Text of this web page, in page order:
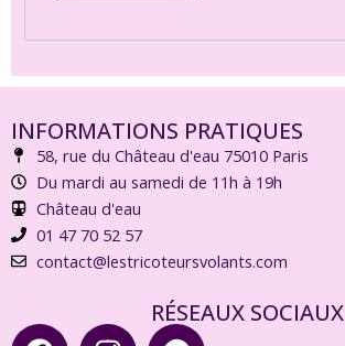
INFORMATIONS PRATIQUES
58, rue du Château d'eau 75010 Paris
Du mardi au samedi de 11h à 19h
Château d'eau
01 47 70 52 57
contact@lestricoteursvolants.com
RÉSEAUX SOCIAUX
F I R